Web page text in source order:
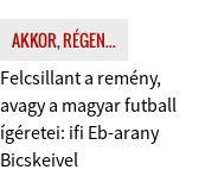
AKKOR, RÉGEN...
Felcsillant a remény,
avagy a magyar futball
ígéretei: ifi Eb-arany
Bicskeivel